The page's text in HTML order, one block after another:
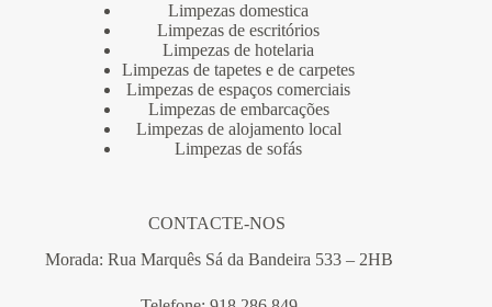
Limpezas domestica
Limpezas de escritórios
Limpezas de hotelaria
Limpezas de tapetes e de carpetes
Limpezas de espaços comerciais
Limpezas de embarcações
Limpezas de alojamento local
Limpezas de sofás
CONTACTE-NOS
Morada: Rua Marquês Sá da Bandeira 533 – 2HB